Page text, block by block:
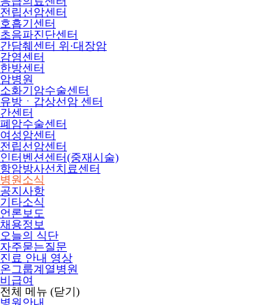
전립선암센터
호흡기센터
초음파진단센터
간담췌센터 위·대장암
감염센터
한방센터
암병원
소화기암수술센터
유방ㆍ갑상선암 센터
간센터
폐암수술센터
여성암센터
전립선암센터
인터벤션센터(중재시술)
항암방사선치료센터
병원소식
공지사항
기타소식
언론보도
채용정보
오늘의 식단
자주묻는질문
진료 안내 영상
온그룹계열병원
비급여
전체 메뉴 (닫기)
병원안내